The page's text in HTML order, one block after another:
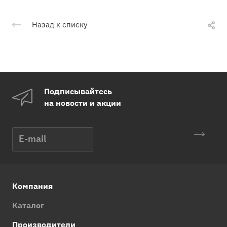
Назад к списку
Подписывайтесь
на новости и акции
Компания
Каталог
Производители